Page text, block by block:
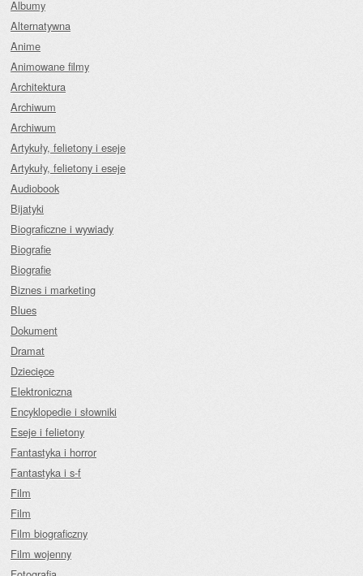
Albumy
Alternatywna
Anime
Animowane filmy
Architektura
Archiwum
Archiwum
Artykuły, felietony i eseje
Artykuły, felietony i eseje
Audiobook
Bijatyki
Biograficzne i wywiady
Biografie
Biografie
Biznes i marketing
Blues
Dokument
Dramat
Dziecięce
Elektroniczna
Encyklopedie i słowniki
Eseje i felietony
Fantastyka i horror
Fantastyka i s-f
Film
Film
Film biograficzny
Film wojenny